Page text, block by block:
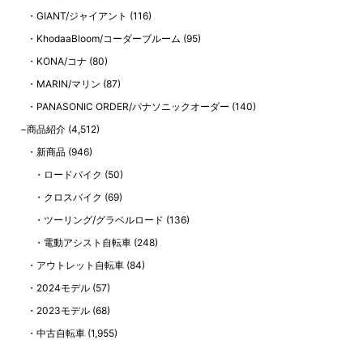
GIANT/ジャイアント (116)
KhodaaBloom/コーダーブルーム (95)
KONA/コナ (80)
MARIN/マリン (87)
PANASONIC ORDER/パナソニックオーダー (140)
商品紹介 (4,512)
新商品 (946)
ロードバイク (50)
クロスバイク (69)
ツーリング/グラベルロード (136)
電動アシスト自転車(248)
アウトレット自転車 (84)
2024モデル (57)
2023モデル (68)
中古自転車 (1,955)